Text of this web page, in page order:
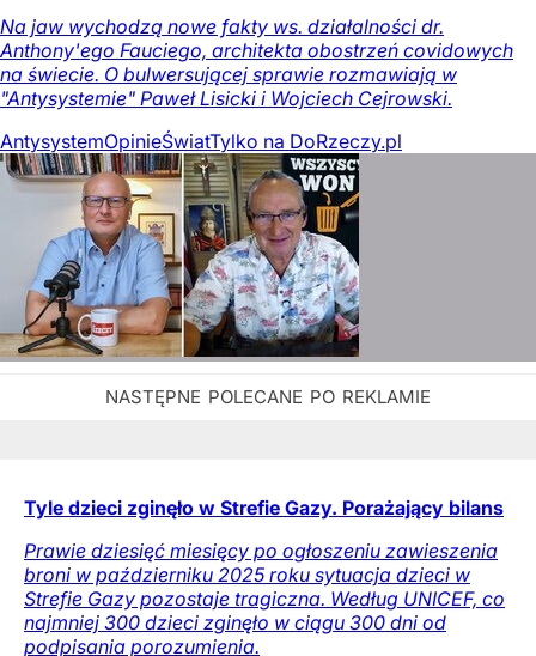
Na jaw wychodzą nowe fakty ws. działalności dr.
Anthony'ego Fauciego, architekta obostrzeń covidowych
na świecie. O bulwersującej sprawie rozmawiają w
"Antysystemie" Paweł Lisicki i Wojciech Cejrowski.
AntysystemOpinieŚwiatTylko na DoRzeczy.pl
Tyle dzieci zginęło w Strefie Gazy. Porażający bilans
Prawie dziesięć miesięcy po ogłoszeniu zawieszenia
broni w październiku 2025 roku sytuacja dzieci w
Strefie Gazy pozostaje tragiczna. Według UNICEF, co
najmniej 300 dzieci zginęło w ciągu 300 dni od
podpisania porozumienia.